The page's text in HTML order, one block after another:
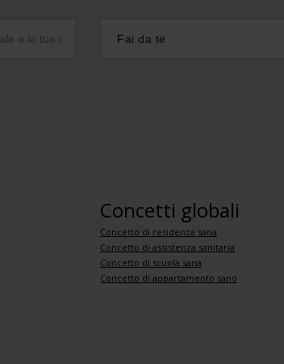
Fai da te
Concetti globali
Concetto di residenza sana
Concetto di assistenza sanitaria
Concetto di scuola sana
Concetto di appartamento sano